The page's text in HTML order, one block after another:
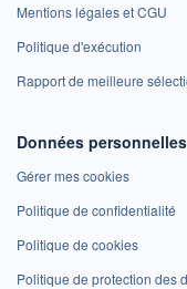
Mentions légales et CGU
Politique d'exécution
Rapport de meilleure
Données personnelles
Gérer mes cookies
Politique de confidentialité
Politique de cookies
Politique de protection des